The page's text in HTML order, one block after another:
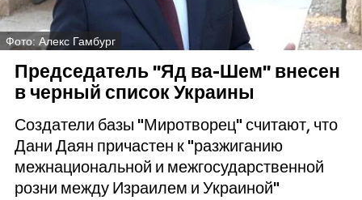
Фото: Алекс Гамбург
Председатель "Яд ва-Шем" внесен
в черный список Украины
Создатели базы "Миротворец" считают, что
Дани Даян причастен к "разжиганию
межнациональной и межгосударственной
розни между Израилем и Украиной"